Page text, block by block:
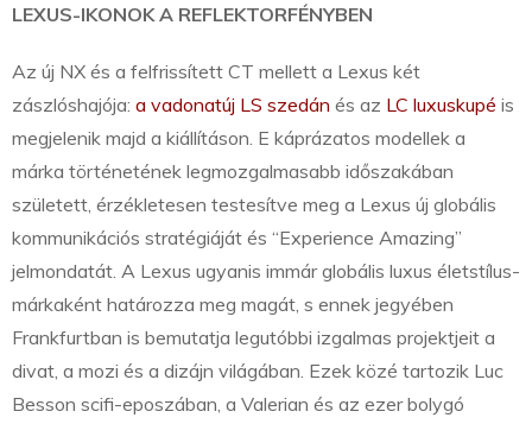
LEXUS-IKONOK A REFLEKTORFÉNYBEN
Az új NX és a felfrissített CT mellett a Lexus két
zászlóshajója: a vadonatúj LS szedán és az LC luxuskupé is
megjelenik majd a kiállításon. E káprázatos modellek a
márka történetének legmozgalmasabb időszakában
született, érzékletesen testesítve meg a Lexus új globális
kommunikációs stratégiáját és “Experience Amazing”
jelmondatát. A Lexus ugyanis immár globális luxus életstílus-
márkaként határozza meg magát, s ennek jegyében
Frankfurtban is bemutatja legutóbbi izgalmas projektjeit a
divat, a mozi és a dizájn világában. Ezek közé tartozik Luc
Besson scifi-eposzában, a Valerian és az ezer bolygó